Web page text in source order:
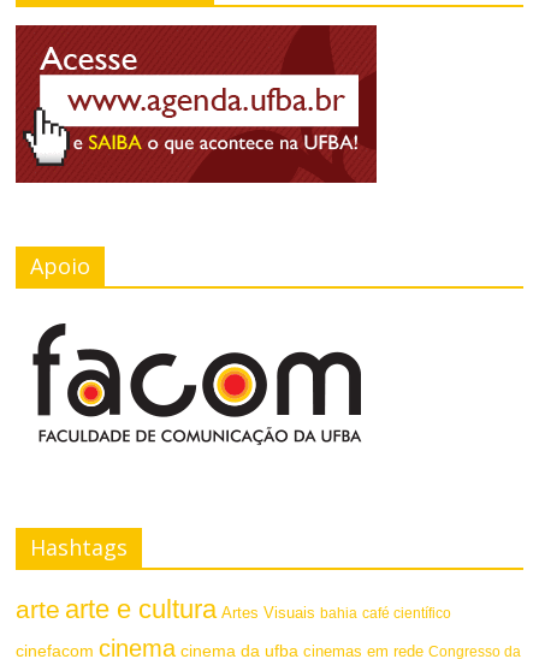
Apoio
Hashtags
arte arte e cultura Artes Visuais bahia café científico
cinefacom cinema cinema da ufba cinemas em rede Congresso da